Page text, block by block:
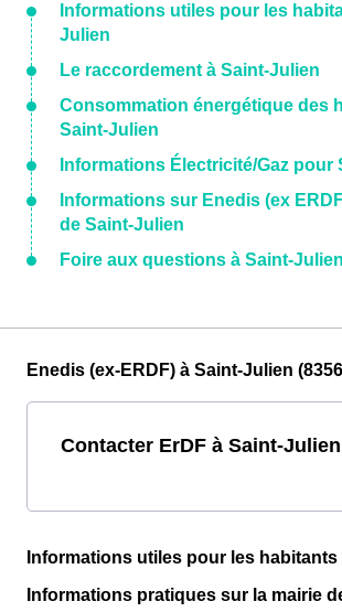
Informations utiles pour les
Julien
Le raccordement à Saint-Julien
Consommation énergétique des
Saint-Julien
Informations Électricité/Gaz pour
Informations sur Enedis (ex
de Saint-Julien
Foire aux questions à Saint-Julien
Enedis (ex-ERDF) à Saint-Julien
Contacter ErDF à Saint-Julien
Informations utiles pour les
Informations pratiques sur la mairie